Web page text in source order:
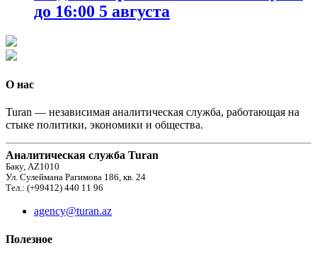
до 16:00 5 августа
О нас
Turan — независимая аналитическая служба, работающая на
стыке политики, экономики и общества.
Аналитическая служба Turan
Баку, AZ1010
Ул. Сулеймана Рагимова 186, кв. 24
Тел.: (+99412) 440 11 96
agency@turan.az
Полезное